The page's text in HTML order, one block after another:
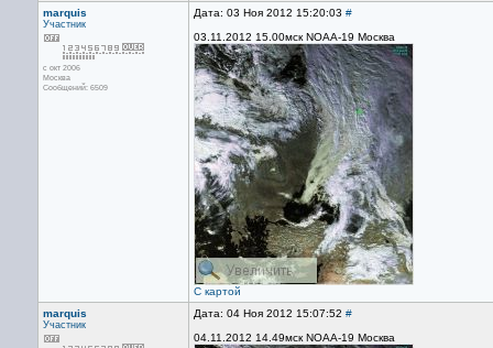
marquis
Участник
с окт 2006
Москва
Сообщений: 6509
Дата: 03 Ноя 2012 15:20:03 #
03.11.2012 15.00мск NOAA-19 Москва
С картой
marquis
Участник
Дата: 04 Ноя 2012 15:07:52 #
04.11.2012 14.49мск NOAA-19 Москва